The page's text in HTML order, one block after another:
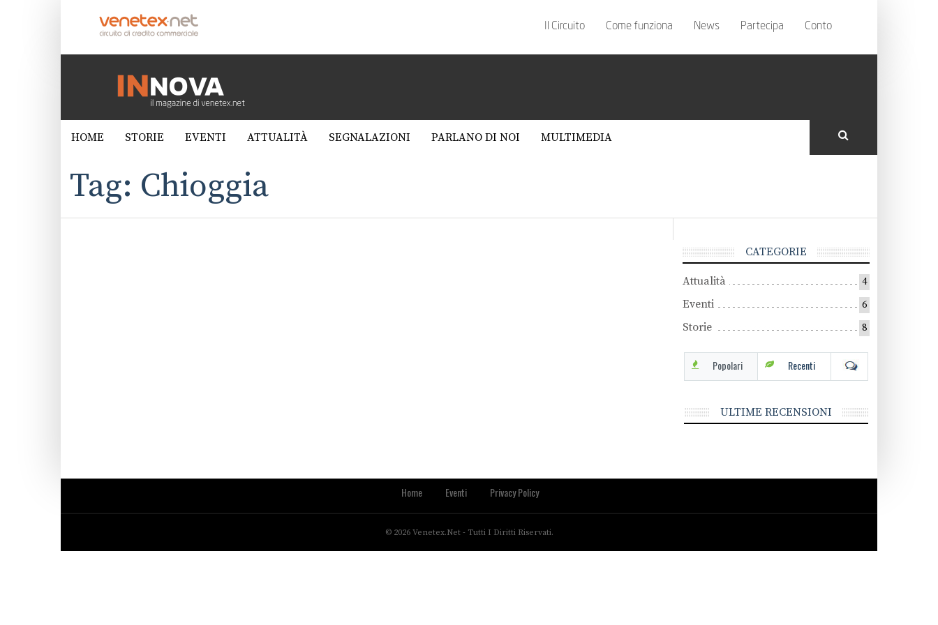
Il Circuito Come funziona News Partecipa Conto
HOME STORIE EVENTI ATTUALITÀ SEGNALAZIONI PARLANO DI NOI MULTIMEDIA
Tag: Chioggia
CATEGORIE
Attualità 4
Eventi 6
Storie 8
Popolari Recenti
ULTIME RECENSIONI
Home Eventi Privacy Policy
© 2026 Venetex.net - Tutti I Diritti Riservati.